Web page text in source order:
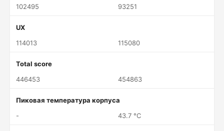
102495
93251
UX
114013
115080
Total score
446453
454863
Пиковая температура корпуса
-
43.7 °C